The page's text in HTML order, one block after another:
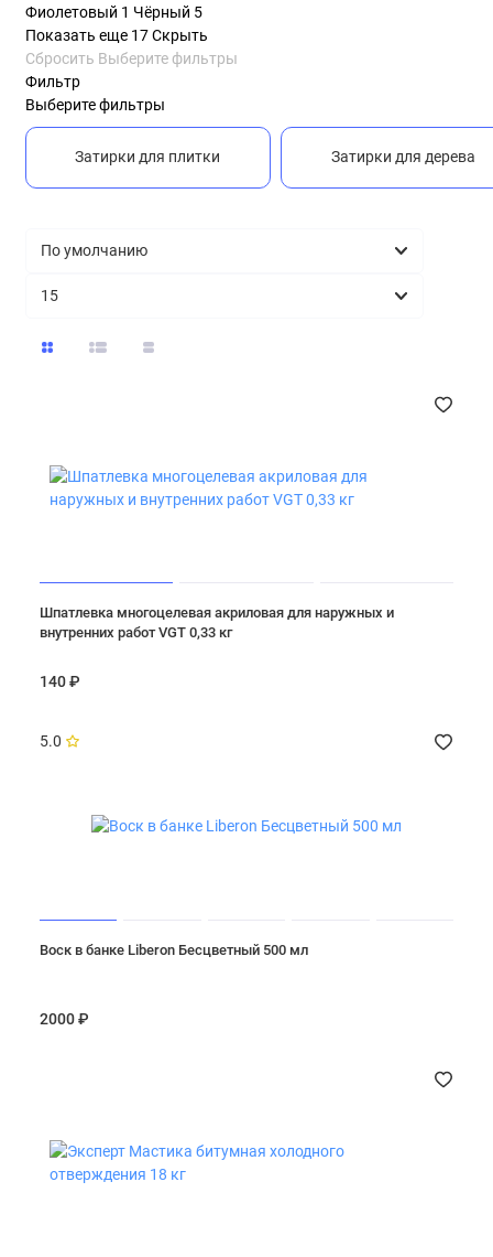
Фиолетовый 1 Чёрный 5
Показать еще 17Скрыть
Сбросить Выберите фильтры
Фильтр
Выберите фильтры
Затирки для плитки Затирки для дерева
Шпатлевка многоцелевая акриловая для наружных и
внутренних работ VGT 0,33 кг
140 ₽
5.0
Воск в банке Liberon Бесцветный 500 мл
2000 ₽